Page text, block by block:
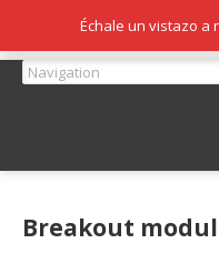
Breakout
Échale un vistazo a